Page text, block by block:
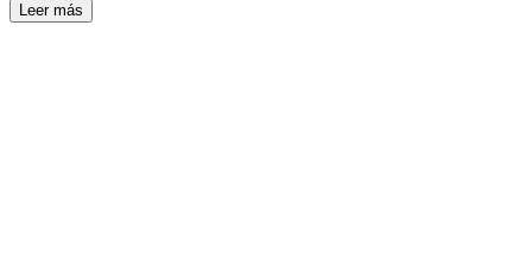
Leer más